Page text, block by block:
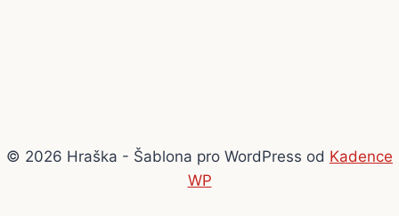
© 2026 Hraška - Šablona pro WordPress od Kadence
WP